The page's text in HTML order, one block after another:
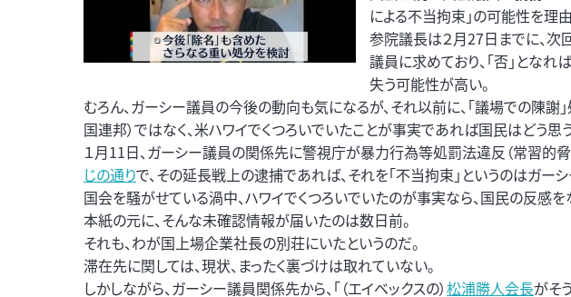
による不当拘束」の可能性を理
参院議長は２月27日までに、
議員に求めており、「否」となれ
失う可能性が高い。
むろん、ガーシー議員の今後の動向も気になるが、それ以前に、「議場での陳謝
国連邦）ではなく、米ハワイでくつろいでいたことが事実であれば国民はどう思
１月11日、ガーシー議員の関係先に警視庁が暴力行為等処罰法違反（常習的
じの通りで、その延長戦上の逮捕であれば、それを「不当拘束」というのはガ
国会を騒がせている渦中、ハワイでくつろいでいたのが事実なら、国民の反感を
本紙の元に、そんな未確認情報が届いたのは数日前。
それも、わが国上場企業社長の別荘にいたというのだ。
滞在先に関しては、現状、まったく裏づけは取れていない。
しかしながら、ガーシー議員関係先から、「（エイベックスの）松浦勝人会長がそ